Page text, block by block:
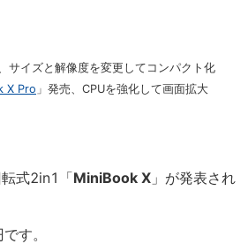
サイズと解像度を変更してコンパクト化
X Pro 」発売、CPUを強化して画面拡大
式2in1「MiniBook X 」が発表され
す。